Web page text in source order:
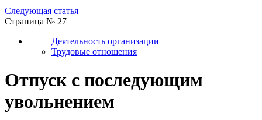
Следующая статья
Страница № 27
Деятельность организации
Трудовые отношения
Отпуск с последующим
увольнением